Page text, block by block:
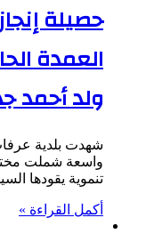
حصيلة
العمدة
ولد أحمد جدو :
شهدت بلدية
واسعة شملت
تنموية يقودها
أكمل القراءة »